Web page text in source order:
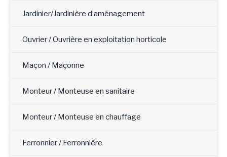
Jardinier/Jardinière d’aménagement
Ouvrier / Ouvrière en exploitation horticole
Maçon / Maçonne
Monteur / Monteuse en sanitaire
Monteur / Monteuse en chauffage
Ferronnier / Ferronnière